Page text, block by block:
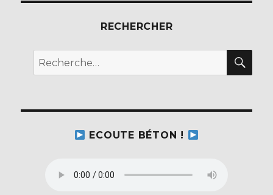
RECHERCHER
Recherche
pour :
ECOUTE BÉTON !